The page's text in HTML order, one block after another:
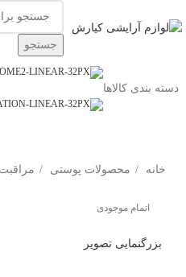
جستجو
دسته بندی کالاها
خانه محصولات پوستی
اتمام موجودی
بزرگنمایی تصویر